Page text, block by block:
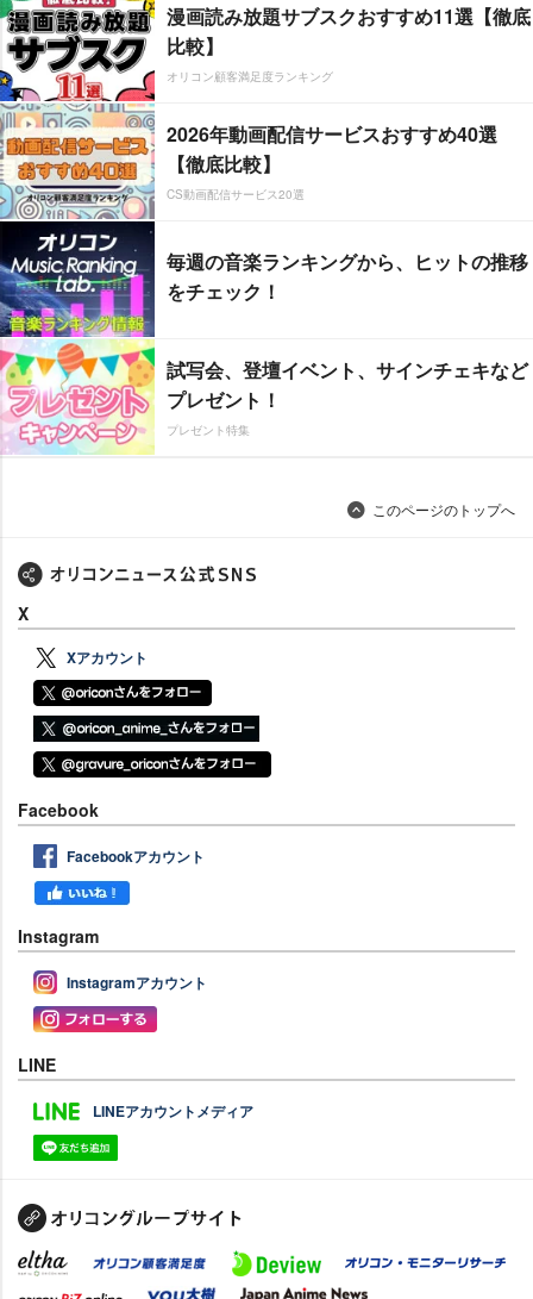
漫画読み放題サブスクおすすめ11選【徹底
比較】
オリコン顧客満足度ランキング
2026年動画配信サービスおすすめ40選
【徹底比較】
CS動画配信サービス20選
毎週の音楽ランキングから、ヒットの推移
をチェック！
試写会、登壇イベント、サインチェキなど
プレゼント！
プレゼント特集
このページのトップへ
X
Xアカウント
Facebook
Facebookアカウント
Instagram
Instagramアカウント
LINE
LINEアカウントメディア